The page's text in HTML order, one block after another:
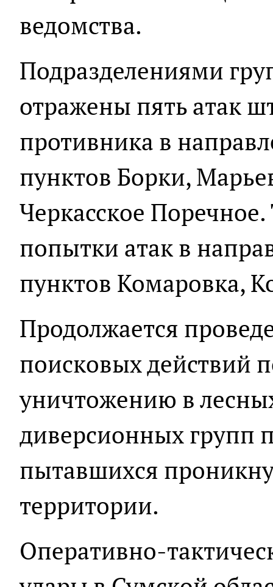
ведомства.
Подразделениями
отражены пять атак
противника в
пунктов Борки,
Черкасское
попытки атак в
пунктов Комаровка,
Продолжается
поисковых действий
уничтожению в
диверсионных групп
пытавшихся
территории.
Оперативно-